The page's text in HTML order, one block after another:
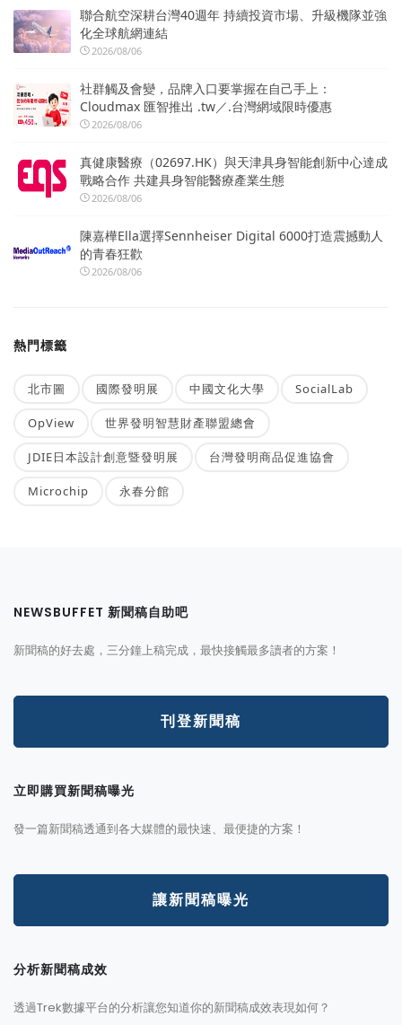
聯合航空深耕台灣40週年 持續投資市場、升級機隊並強
化全球航網連結
2026/08/06
社群觸及會變，品牌入口要掌握在自己手上：
Cloudmax 匯智推出 .tw／.台灣網域限時優惠
2026/08/06
真健康醫療（02697.HK）與天津具身智能創新中心達成
戰略合作 共建具身智能醫療產業生態
2026/08/06
陳嘉樺Ella選擇Sennheiser Digital 6000打造震撼動人
的青春狂歡
2026/08/06
熱門標籤
北市圖 國際發明展 中國文化大學 SocialLab
OpView 世界發明智慧財產聯盟總會
JDIE日本設計創意暨發明展 台灣發明商品促進協會
Microchip 永春分館
NEWSBUFFET 新聞稿自助吧
新聞稿的好去處，三分鐘上稿完成，最快接觸最多讀者的方案！
刊登新聞稿
立即購買新聞稿曝光
發一篇新聞稿透通到各大媒體的最快速、最便捷的方案！
讓新聞稿曝光
分析新聞稿成效
透過Trek數據平台的分析讓您知道你的新聞稿成效表現如何？